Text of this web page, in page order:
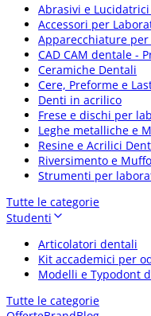
Abrasivi e
Accessori per
Apparecchiature
CAD CAM dentale -
Ceramiche Dentali
Cere, Preforme e
Denti in acrilico
Frese e dischi per
Leghe metalliche e
Resine e Acrilici
Riversimento e
Strumenti per
Tutte le categorie
Studenti
Articolatori dentali
Kit accademici per
Modelli e Typodont
Tutte le categorie